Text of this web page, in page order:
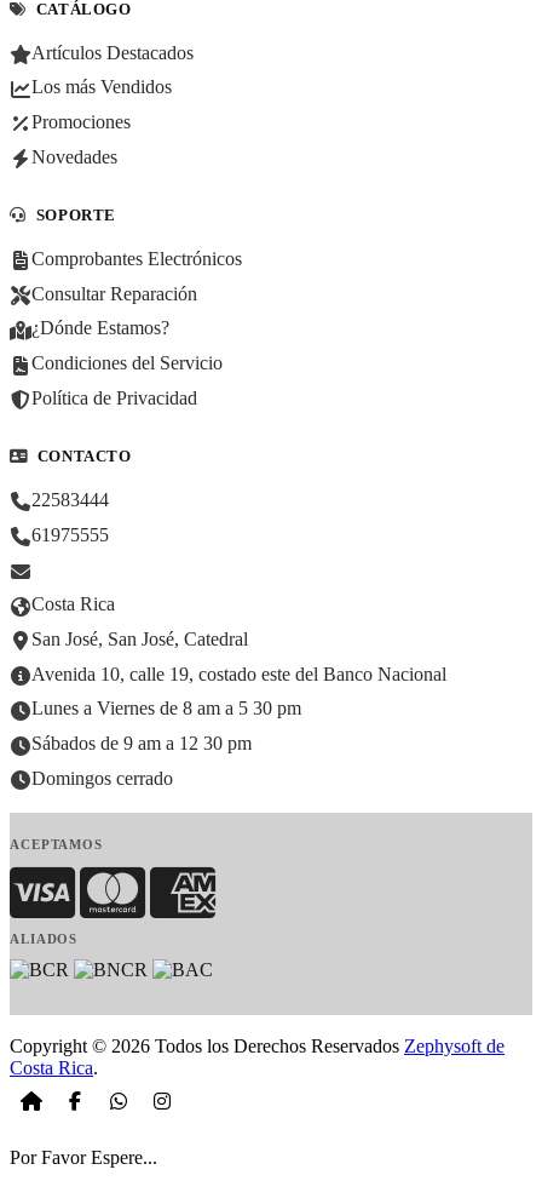
CATÁLOGO
Artículos Destacados
Los más Vendidos
Promociones
Novedades
SOPORTE
Comprobantes Electrónicos
Consultar Reparación
¿Dónde Estamos?
Condiciones del Servicio
Política de Privacidad
CONTACTO
22583444
61975555
Costa Rica
San José, San José, Catedral
Avenida 10, calle 19, costado este del Banco Nacional
Lunes a Viernes de 8 am a 5 30 pm
Sábados de 9 am a 12 30 pm
Domingos cerrado
ACEPTAMOS
Visa MasterCardAmerican Express
ALIADOS
Copyright © 2026 Todos los Derechos Reservados Zephysoft de
Costa Rica.
Por Favor Espere...